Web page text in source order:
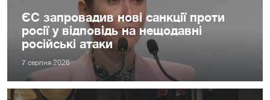
ЄС запровадив нові санкції проти
росії у відповідь на нещодавні
російські атаки
7 серпня 2026